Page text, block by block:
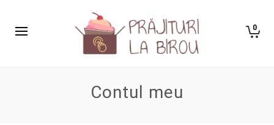
0
Contul meu